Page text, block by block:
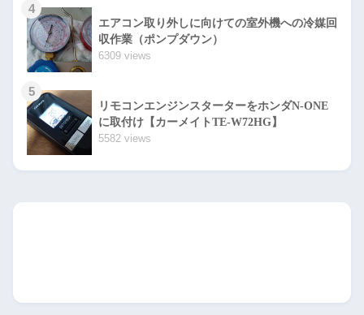
4
エアコン取り外しに向けての室外機への冷媒回
収作業（ポンプダウン）
6309 views
5
リモコンエンジンスターターをホンダN-ONE
に取付け【カーメイトTE-W72HG】
5582 views